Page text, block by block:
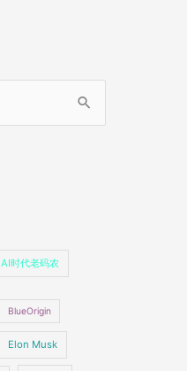
AI时代老码农
BlueOrigin
Elon Musk